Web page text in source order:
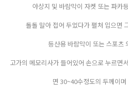
야상지 및 바람막이 자켓 또는 파카
돌돌 말아 접어 두었다가 펼처 입으면
등산용 바람막이 또는 스포츠
고가의 메모리사가 들어있어 손으로 누르면
면 30~40수정도의 두께이